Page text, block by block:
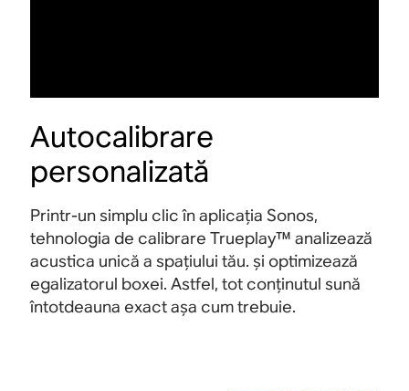
Autocalibrare
personalizată
Printr-un simplu clic în aplicația Sonos,
tehnologia de calibrare Trueplay™ analizează
acustica unică a spațiului tău. și optimizează
egalizatorul boxei. Astfel, tot conținutul sună
întotdeauna exact așa cum trebuie.